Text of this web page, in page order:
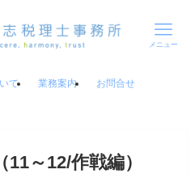
メニュー
て 業務案内 お問合せ
～12/作戦編）